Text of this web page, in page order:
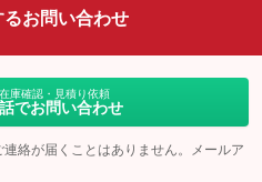
お問い合わせ
庫確認・見積り依頼
でお問い合わせ
絡が届くことはありません。メールア